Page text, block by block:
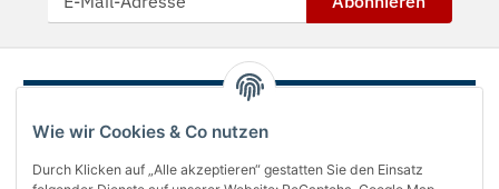
Wie wir Cookies & Co nutzen
Durch Klicken auf „Alle akzeptieren“ gestatten Sie den Einsatz